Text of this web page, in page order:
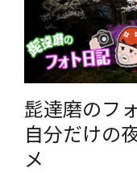
髭達磨のフ
自分だけの
メ